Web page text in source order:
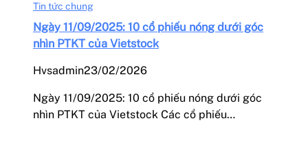
Tin tức chung
Ngày 11/09/2025: 10 cổ phiếu nóng dưới góc
nhìn PTKT của Vietstock
Hvsadmin23/02/2026
Ngày 11/09/2025: 10 cổ phiếu nóng dưới góc
nhìn PTKT của Vietstock Các cổ phiếu…